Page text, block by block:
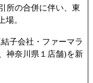
所の合併に伴い、東
場。
子会社・ファーマラ
神奈川県１店舗)を新